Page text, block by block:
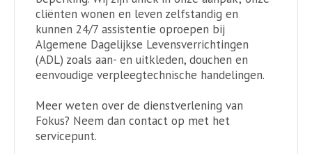
cliënten wonen en leven zelfstandig en
kunnen 24/7 assistentie oproepen bij
Algemene Dagelijkse Levensverrichtingen
(ADL) zoals aan- en uitkleden, douchen en
eenvoudige verpleegtechnische handelingen.
Meer weten over de dienstverlening van
Fokus? Neem dan contact op met het
servicepunt.